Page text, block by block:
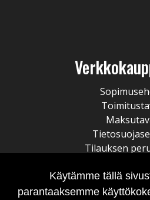
Tilauksen
Käytämme tällä
parantaaksemme